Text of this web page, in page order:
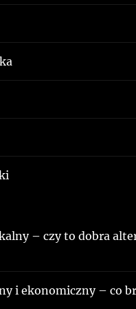
– czy to dobra
i ekonomiczny – co